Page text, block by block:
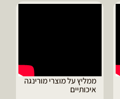
ממליץ על מוצרי מורינגה
איכותיים